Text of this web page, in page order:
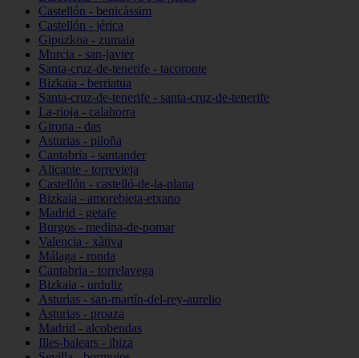
Castellón - benicàssim
Castellón - jérica
Gipuzkoa - zumaia
Murcia - san-javier
Santa-cruz-de-tenerife - tacoronte
Bizkaia - berriatua
Santa-cruz-de-tenerife - santa-cruz-de-tenerife
La-rioja - calahorra
Girona - das
Asturias - piloña
Cantabria - santander
Alicante - torrevieja
Castellón - castelló-de-la-plana
Bizkaia - amorebieta-etxano
Madrid - getafe
Burgos - medina-de-pomar
Valencia - xàtiva
Málaga - ronda
Cantabria - torrelavega
Bizkaia - urduliz
Asturias - san-martín-del-rey-aurelio
Asturias - proaza
Madrid - alcobendas
Illes-balears - ibiza